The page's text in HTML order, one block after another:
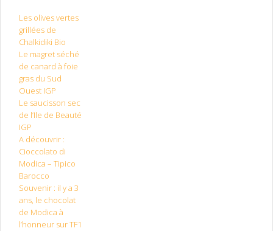
Les olives vertes
grillées de
Chalkidiki Bio
Le magret séché
de canard à foie
gras du Sud
Ouest IGP
Le saucisson sec
de l’Ile de Beauté
IGP
A découvrir :
Cioccolato di
Modica – Tipico
Barocco
Souvenir : il y a 3
ans, le chocolat
de Modica à
l’honneur sur TF1